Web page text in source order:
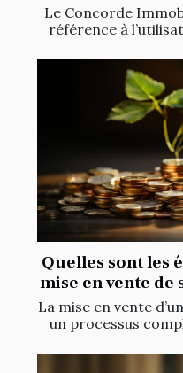
Le Concorde
référence à
Quelles sont les
mise en vente
La mise en vente
un processus